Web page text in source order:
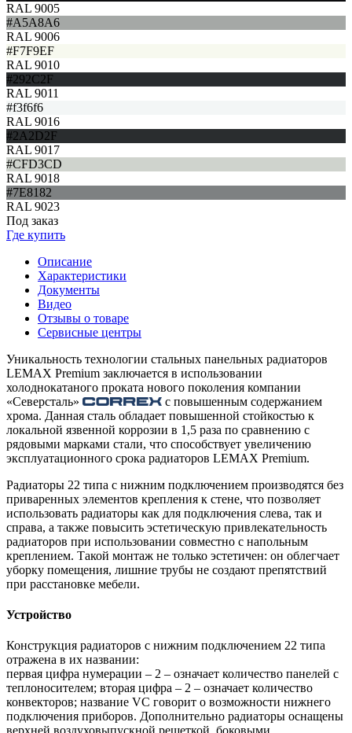
RAL 9005
#A5A8A6
RAL 9006
#F7F9EF
RAL 9010
#292C2F
RAL 9011
#f3f6f6
RAL 9016
#2A2D2F
RAL 9017
#CFD3CD
RAL 9018
#7E8182
RAL 9023
Под заказ
Где купить
Описание
Характеристики
Документы
Видео
Отзывы о товаре
Сервисные центры
Уникальность технологии стальных панельных радиаторов
LEMAX Premium заключается в использовании
холоднокатаного проката нового поколения компании
«Северсталь»
с повышенным содержанием
хрома. Данная сталь обладает повышенной стойкостью к
локальной язвенной коррозии в 1,5 раза по сравнению с
рядовыми марками стали, что способствует увеличению
эксплуатационного срока радиаторов LEMAX Premium.
Радиаторы 22 типа с нижним подключением производятся без
приваренных элементов крепления к стене, что позволяет
использовать радиаторы как для подключения слева, так и
справа, а также повысить эстетическую привлекательность
радиаторов при использовании совместно с напольным
креплением. Такой монтаж не только эстетичен: он облегчает
уборку помещения, лишние трубы не создают препятствий
при расстановке мебели.
Устройство
Конструкция радиаторов с нижним подключением 22 типа
отражена в их названии:
первая цифра нумерации – 2 – означает количество панелей с
теплоносителем; вторая цифра – 2 – означает количество
конвекторов; название VС говорит о возможности нижнего
подключения приборов. Дополнительно радиаторы оснащены
верхней воздуховыпускной решеткой, боковыми